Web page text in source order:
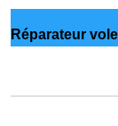
Réparateur